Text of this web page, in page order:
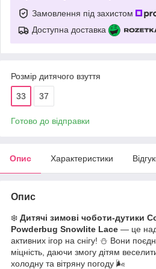
Замовлення під захистом
Доступна доставка
Розмір дитячого взуття
33 37
Готово до відправки
Опис Характеристики
Опис
❄️ Дитячі зимові чоботи-дутики
Powderbug Snowlite Lace — це
активних ігор на снігу! ⛄ Вони
міцність, даючи змогу дітям
холодну та вітряну погоду 🌬️